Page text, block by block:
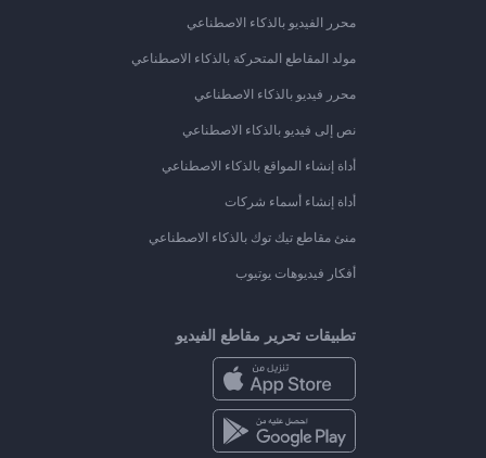
محرر الفيديو بالذكاء الاصطناعي
مولد المقاطع المتحركة بالذكاء الاصطناعي
محرر فيديو بالذكاء الاصطناعي
نص إلى فيديو بالذكاء الاصطناعي
أداة إنشاء المواقع بالذكاء الاصطناعي
أداة إنشاء أسماء شركات
منئ مقاطع تيك توك بالذكاء الاصطناعي
أفكار فيديوهات يوتيوب
تطبيقات تحرير مقاطع الفيديو